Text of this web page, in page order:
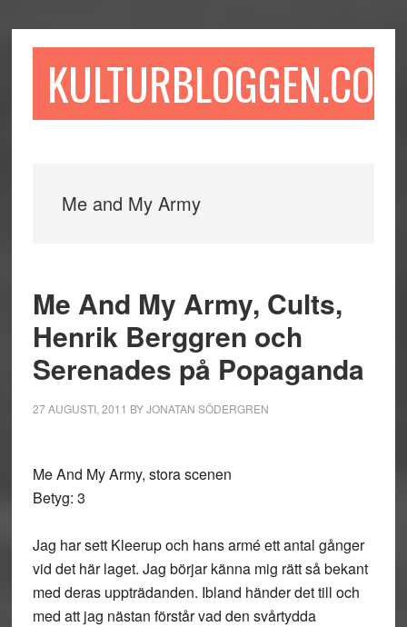
till
till
sidofältet
till
KULTURBLOGGEN.COM
Me and My Army
Me And My Army, Cults,
Henrik Berggren och
Serenades på Popaganda
27 AUGUSTI, 2011 BYJONATAN SÖDERGREN
Me And My Army, stora scenen
Betyg: 3
Jag har sett Kleerup och hans armé ett antal gånger
vid det här laget. Jag börjar känna mig rätt så bekant
med deras uppträdanden. Ibland händer det till och
med att jag nästan förstår vad den svårtydda